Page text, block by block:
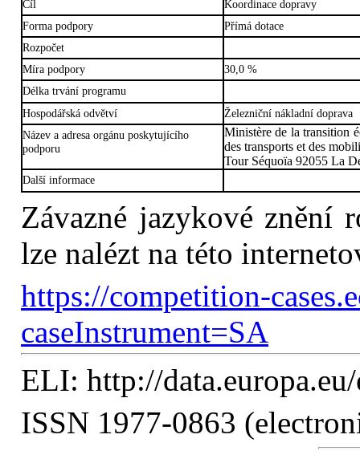
Cíl
Koordinace dopravy
Forma podpory
Přímá dotace
Rozpočet
Míra podpory
30,0 %
Délka trvání programu
Hospodářská odvětví
Železniční nákladní doprava
Název a adresa orgánu poskytujícího
podporu
Ministère de la transition
des transports et des
Tour Séquoïa 92055 La
Další informace
Závazné jazykové znění
lze nalézt na této
https://competition-
caseInstrument=SA
ELI: http://
ISSN 1977-0863